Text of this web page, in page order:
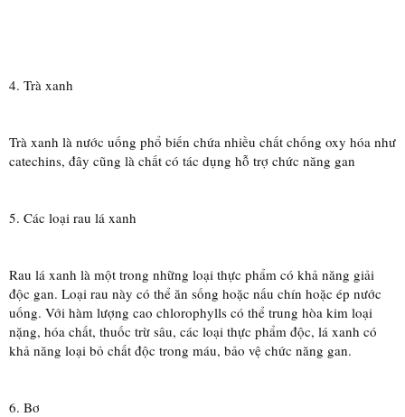
4. Trà xanh
Trà xanh là nước uống phổ biến chứa nhiều chất chống oxy hóa như
catechins, đây cũng là chất có tác dụng hỗ trợ chức năng gan
5. Các loại rau lá xanh
Rau lá xanh là một trong những loại thực phẩm có khả năng giải
độc gan. Loại rau này có thể ăn sống hoặc nấu chín hoặc ép nước
uống. Với hàm lượng cao chlorophylls có thể trung hòa kim loại
nặng, hóa chất, thuốc trừ sâu, các loại thực phẩm độc, lá xanh có
khả năng loại bỏ chất độc trong máu, bảo vệ chức năng gan.
6. Bơ